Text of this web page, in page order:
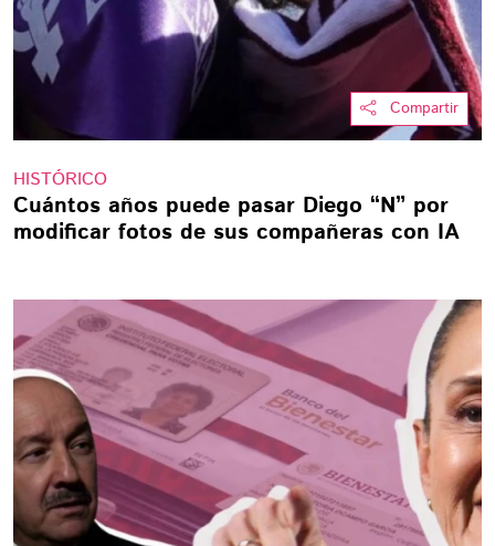
Compartir
HISTÓRICO
Cuántos años puede pasar Diego “N” por
modificar fotos de sus compañeras con IA